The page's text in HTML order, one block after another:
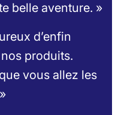
belle aventure. »
d’enfin
produits.
vous allez les